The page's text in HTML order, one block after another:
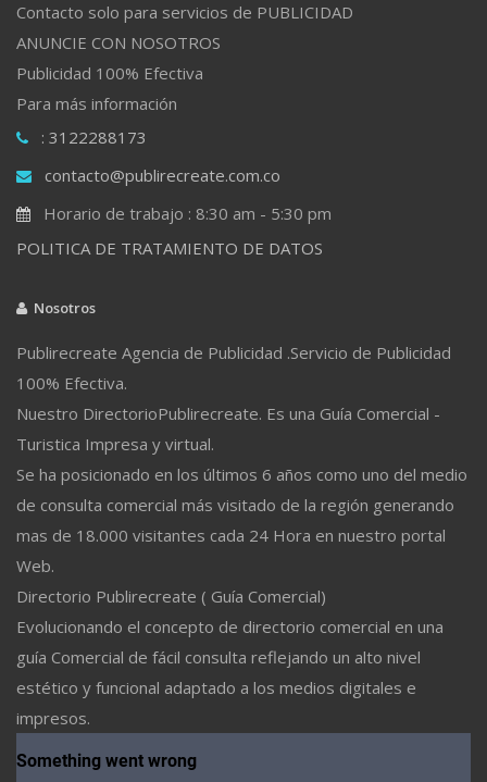
Contacto solo para servicios de PUBLICIDAD
ANUNCIE CON NOSOTROS
Publicidad 100% Efectiva
Para más información
: 3122288173
contacto@publirecreate.com.co
Horario de trabajo : 8:30 am - 5:30 pm
POLITICA DE TRATAMIENTO DE DATOS
Nosotros
Publirecreate Agencia de Publicidad .Servicio de Publicidad
100% Efectiva.
Nuestro DirectorioPublirecreate. Es una Guía Comercial -
Turistica Impresa y virtual.
Se ha posicionado en los últimos 6 años como uno del medio
de consulta comercial más visitado de la región generando
mas de 18.000 visitantes cada 24 Hora en nuestro portal
Web.
Directorio Publirecreate ( Guía Comercial)
Evolucionando el concepto de directorio comercial en una
guía Comercial de fácil consulta reflejando un alto nivel
estético y funcional adaptado a los medios digitales e
impresos.